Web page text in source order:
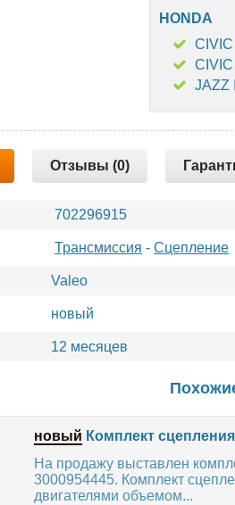
HONDA
JAZZ
Отзывы (0)
702296915
Трансмиссия - Сцепление
Valeo
новый
12 месяцев
новый Комплект
На продажу выставлен
3000954445. Комплект
двигателями объемом...